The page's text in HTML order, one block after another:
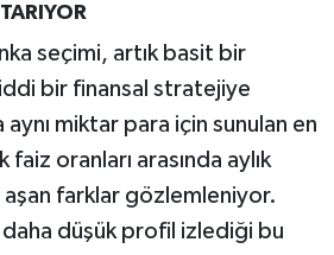
seçimi, artık basit bir
bir finansal stratejiye
miktar para için sunulan en
oranları arasında aylık
farklar gözlemleniyor.
daha düşük profil izlediği bu